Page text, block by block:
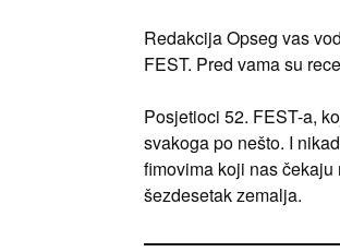
Redakcija Opseg vas
FEST. Pred vama su
Posjetioci 52. FEST-a,
svakoga po nešto. I
fimovima koji nas
šezdesetak zemalja.